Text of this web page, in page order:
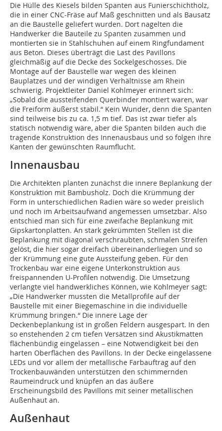
Die Hülle des Kiesels bilden Spanten aus Funierschichtholz,
die in einer CNC-Fräse auf Maß geschnitten und als Bausatz
an die Baustelle geliefert wurden. Dort nagelten die
Handwerker die Bauteile zu Spanten zusammen und
montierten sie in Stahlschuhen auf einem Ringfundament
aus Beton. Dieses überträgt die Last des Pavillons
gleichmäßig auf die Decke des Sockelgeschosses. Die
Montage auf der Baustelle war wegen des kleinen
Bauplatzes und der windigen Verhältnisse am Rhein
schwierig. Projektleiter Daniel Kohlmeyer erinnert sich:
„Sobald die aussteifenden Querbinder montiert waren, war
die Freiform äußerst stabil.“ Kein Wunder, denn die Spanten
sind teilweise bis zu ca. 1,5 m tief. Das ist zwar tiefer als
statisch notwendig wäre, aber die Spanten bilden auch die
tragende Konstruktion des Innenausbaus und so folgen ihre
Kanten der gewünschten Raumflucht.
Innenausbau
Die Architekten planten zunächst die innere Beplankung der
Konstruktion mit Bambusholz. Doch die Krümmung der
Form in unterschiedlichen Radien wäre so weder preislich
und noch im Arbeitsaufwand angemessen umsetzbar. Also
entschied man sich für eine zweifache Beplankung mit
Gipskartonplatten. An stark gekrümmten Stellen ist die
Beplankung mit diagonal verschraubten, schmalen Streifen
gelöst, die hier sogar dreifach übereinanderliegen und so
der Krümmung eine gute Aussteifung geben. Für den
Trockenbau war eine eigene Unterkonstruktion aus
freispannenden U-Profilen notwendig. Die Umsetzung
verlangte viel handwerkliches Können, wie Kohlmeyer sagt:
„Die Handwerker mussten die Metallprofile auf der
Baustelle mit einer Biegemaschine in die individuelle
Krümmung bringen.“ Die innere Lage der
Deckenbeplankung ist in großen Feldern ausgespart. In den
so enstehenden 2 cm tiefen Versätzen sind Akustikmatten
flächenbündig eingelassen – eine Notwendigkeit bei den
harten Oberflächen des Pavillons. In der Decke eingelassene
LEDs und vor allem der metallische Farbauftrag auf den
Trockenbauwänden unterstützen den schimmernden
Raumeindruck und knüpfen an das äußere
Erscheinungsbild des Pavillons mit seiner metallischen
Außenhaut an.
Außenhaut